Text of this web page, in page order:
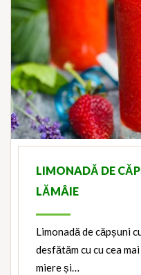
LIMONADĂ DE
LĂMÂIE
Limonadă de căpșuni
desfătăm cu cu cea
miere și…